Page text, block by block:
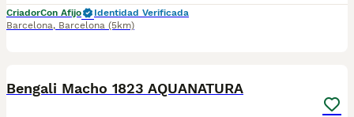
CriadorCon Afijo
Identidad Verificada
Barcelona, Barcelona (5km)
Bengali Macho 1823 AQUANATURA